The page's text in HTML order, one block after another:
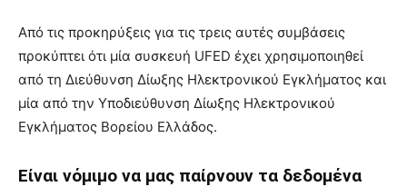
Από τις προκηρύξεις για τις τρεις αυτές συμβάσεις
προκύπτει ότι μία συσκευή UFED έχει χρησιμοποιηθεί
από τη Διεύθυνση Δίωξης Ηλεκτρονικού Εγκλήματος και
μία από την Υποδιεύθυνση Δίωξης Ηλεκτρονικού
Εγκλήματος Βορείου Ελλάδος.
Είναι νόμιμο να μας παίρνουν τα δεδομένα